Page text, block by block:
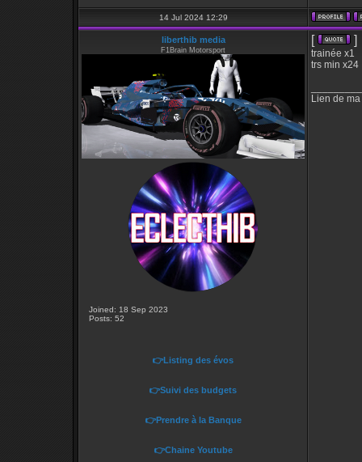
14 Jul 2024 12:29
liberthib media
F1Brain Motorsport
Joined: 18 Sep 2023
Posts: 52
👉Listing des évos
👉Suivi des budgets
👉Prendre à la Banque
👉Chaine Youtube
[ ]
trainée x1
trs min x24
Lien de